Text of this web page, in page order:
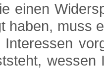
einen
haben, muss
Interessen
wessen